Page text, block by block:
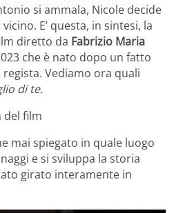
si ammala, Nicole decide
E’ questa, in sintesi, la
diretto da Fabrizio Maria
che è nato dopo un fatto
Vediamo ora quali
di te.
del film
mai spiegato in quale luogo
e si sviluppa la storia
girato interamente in